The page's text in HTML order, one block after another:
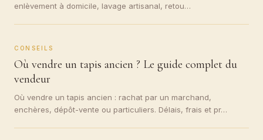
enlèvement à domicile, lavage artisanal, retou…
CONSEILS
Où vendre un tapis ancien ? Le guide complet du
vendeur
Où vendre un tapis ancien : rachat par un marchand,
enchères, dépôt-vente ou particuliers. Délais, frais et pr…